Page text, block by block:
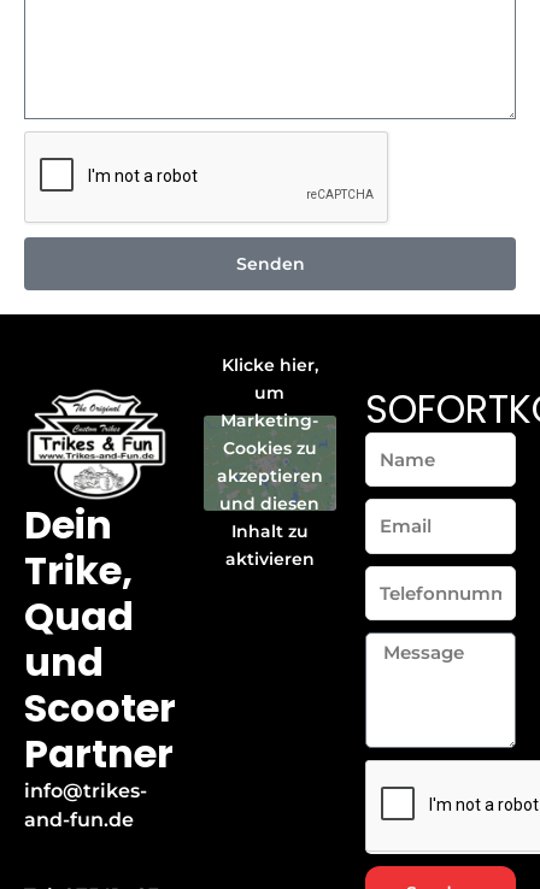
Senden
Dein
Trike,
Quad
und
Scooter
Partner
info@trikes-
and-fun.de
Klicke hier,
um
Marketing-
Cookies zu
akzeptieren
und diesen
Inhalt zu
aktivieren
Name
Telefonnummer
Message